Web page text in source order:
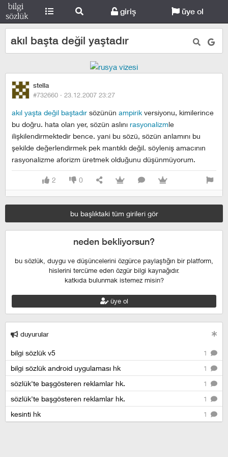
giriş üye ol
akıl başta değil yaştadır
stella
#732660 · 23.12.2007 23:27
akıl yaşta değil baştadır sözünün ampirik versiyonu, kimilerince
bu doğru. hata olan yer, sözün aslını rasyonalizmle
ilişkilendirmektedir bence. yani bu sözü, sözün anlamını bu
şekilde değerlendirmek pek mantıklı değil. söyleniş amacının
rasyonalizme aforizm üretmek olduğunu düşünmüyorum.
2 0
bu başlıktaki tüm girileri gör
neden bekliyorsun?
bu sözlük, duygu ve düşüncelerini özgürce paylaştığın bir platform,
hislerini tercüme eden özgür bilgi kaynağıdır.
katkıda bulunmak istemez misin?
üye ol
duyurular
1
bilgi sözlük v5
1
bilgi sözlük android uygulaması hk
1
sözlük'te başgösteren reklamlar hk.
1
sözlük'te başgösteren reklamlar hk.
1
kesinti hk